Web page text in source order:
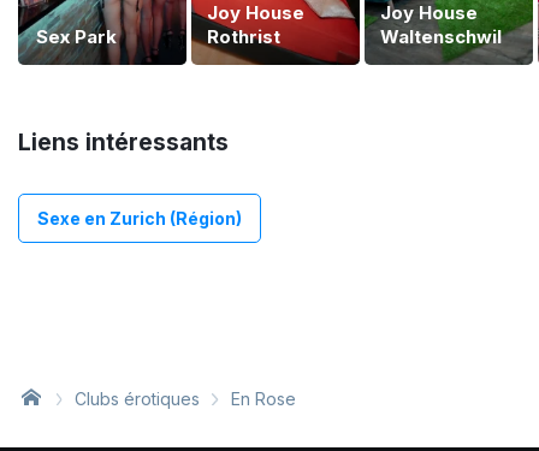
Sex Park
Joy House
Rothrist
Joy House
Waltenschwil
Liens intéressants
Sexe en Zurich (Région)
Clubs érotiques En Rose